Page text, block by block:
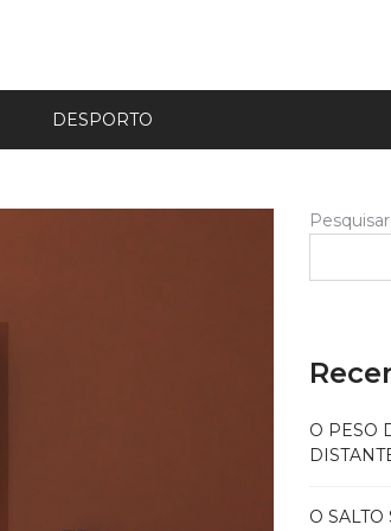
DESPORTO
Pesquisar
O PESO
O